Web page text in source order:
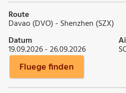
Route
Davao (DVO) - Shenzhen (SZX)
Datum
19.09.2026 - 26.09.2026
Fluege finden